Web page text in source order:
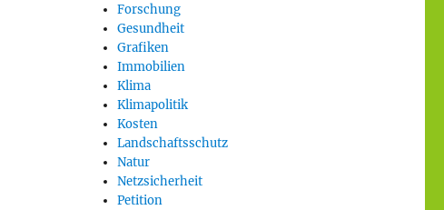
Forschung
Gesundheit
Grafiken
Immobilien
Klima
Klimapolitik
Kosten
Landschaftsschutz
Natur
Netzsicherheit
Petition